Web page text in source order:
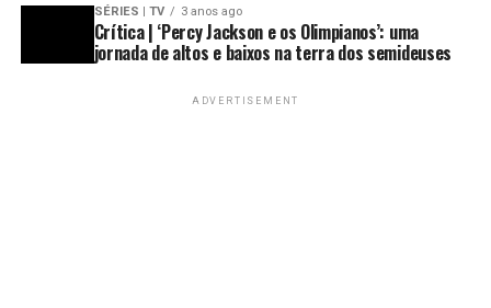
SÉRIES | TV 3 anos ago
Crítica | ‘Percy Jackson e os Olimpianos’: uma
jornada de altos e baixos na terra dos semideuses
ADVERTISEMENT